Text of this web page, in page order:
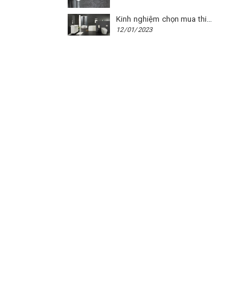
Kinh nghiệm chọn mua thiết bị vệ sinh Caesar cho phòng trọ
12/01/2023